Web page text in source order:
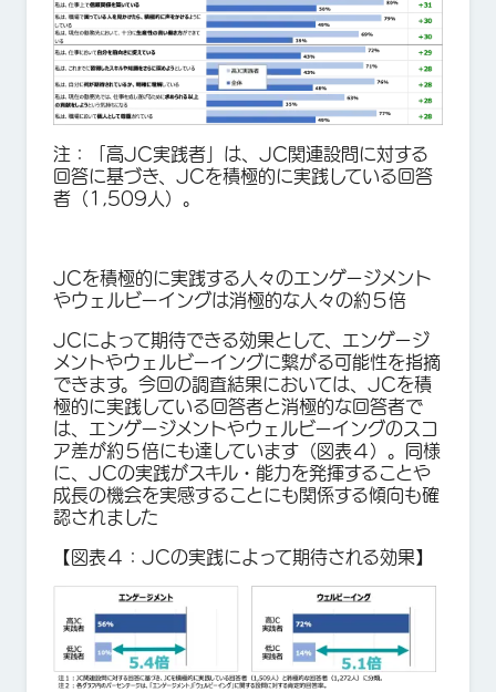
注：「高JC実践者」は、JC関連設問に対する
回答に基づき、JCを積極的に実践している回答
者（1,509人）。
JCを積極的に実践する人々のエンゲージメント
やウェルビーイングは消極的な人々の約５倍
JCによって期待できる効果として、エンゲージ
メントやウェルビーイングに繋がる可能性を指摘
できます。今回の調査結果においては、JCを積
極的に実践している回答者と消極的な回答者で
は、エンゲージメントやウェルビーイングのスコ
ア差が約５倍にも達しています（図表４）。同様
に、JCの実践がスキル・能力を発揮することや
成長の機会を実感することにも関係する傾向も確
認されました
【図表４：JCの実践によって期待される効果】